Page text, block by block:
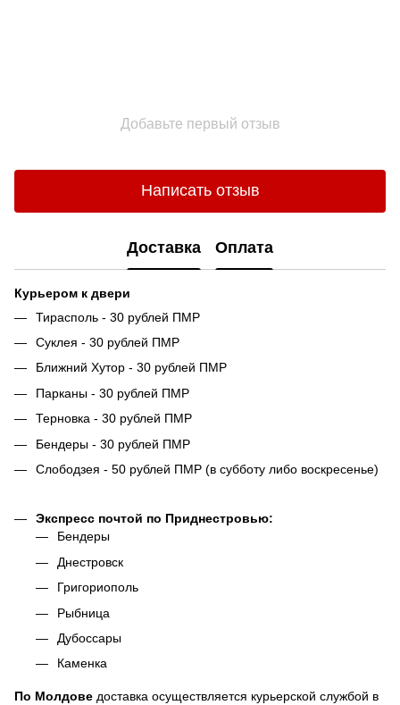
Добавьте первый отзыв
Написать отзыв
Доставка Оплата
Курьером к двери
Тирасполь - 30 рублей ПМР
Суклея - 30 рублей ПМР
Ближний Хутор - 30 рублей ПМР
Парканы - 30 рублей ПМР
Терновка - 30 рублей ПМР
Бендеры - 30 рублей ПМР
Слободзея - 50 рублей ПМР (в субботу либо воскресенье)
Экспресс почтой по Приднестровью:
Бендеры
Днестровск
Григориополь
Рыбница
Дубоссары
Каменка
По Молдове доставка осуществляется курьерской службой в